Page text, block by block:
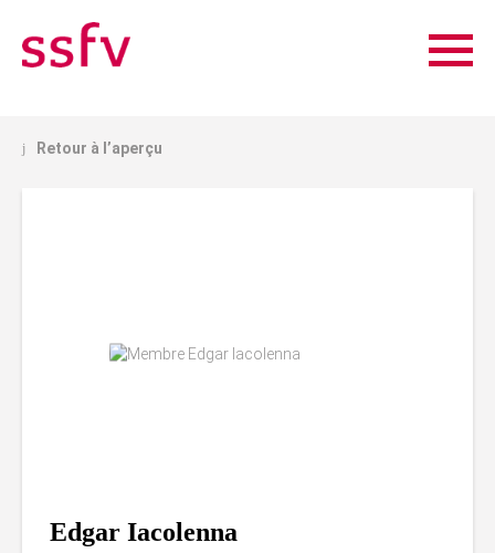
j Retour à l’aperçu
Edgar Iacolenna